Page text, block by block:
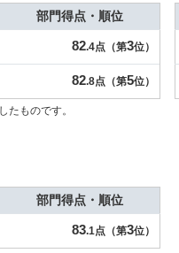
部門得点・順位
82.4点（第3位）
82.8点（第5位）
ものです。
部門得点・順位
83.1点（第3位）